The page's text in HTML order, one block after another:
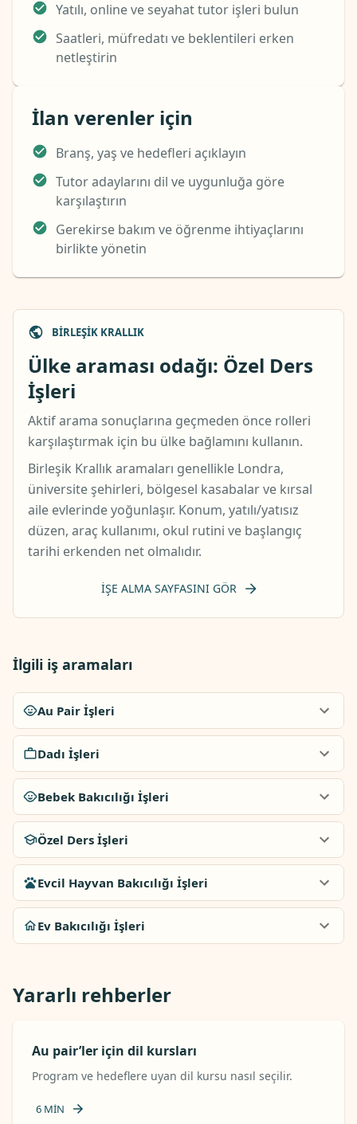
Yatılı, online ve seyahat tutor işleri bulun
Saatleri, müfredatı ve beklentileri erken
netleştirin
İlan verenler için
Branş, yaş ve hedefleri açıklayın
Tutor adaylarını dil ve uygunluğa göre
karşılaştırın
Gerekirse bakım ve öğrenme ihtiyaçlarını
birlikte yönetin
BIRLEŞIK KRALLIK
Ülke araması odağı: Özel Ders
İşleri
Aktif arama sonuçlarına geçmeden önce rolleri
karşılaştırmak için bu ülke bağlamını kullanın.
Birleşik Krallık aramaları genellikle Londra,
üniversite şehirleri, bölgesel kasabalar ve kırsal
aile evlerinde yoğunlaşır. Konum, yatılı/yatısız
düzen, araç kullanımı, okul rutini ve başlangıç
tarihi erkenden net olmalıdır.
İŞE ALMA SAYFASINI GÖR
İlgili iş aramaları
Au Pair İşleri
Dadı İşleri
Bebek Bakıcılığı İşleri
Özel Ders İşleri
Evcil Hayvan Bakıcılığı İşleri
Ev Bakıcılığı İşleri
Yararlı rehberler
Au pair’ler için dil kursları
Program ve hedeflere uyan dil kursu nasıl seçilir.
6 MIN